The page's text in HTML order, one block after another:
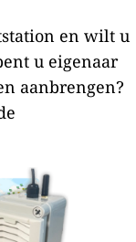
en wilt u
u eigenaar
aanbrengen?